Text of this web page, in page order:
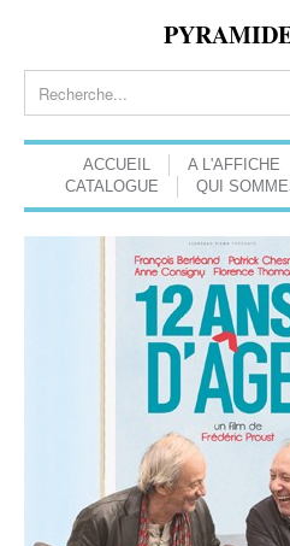
ACCUEIL A L'AFFICHE
CATALOGUE
QUI